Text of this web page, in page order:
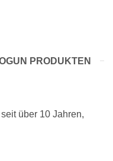
PRODUKTEN
über 10 Jahren,